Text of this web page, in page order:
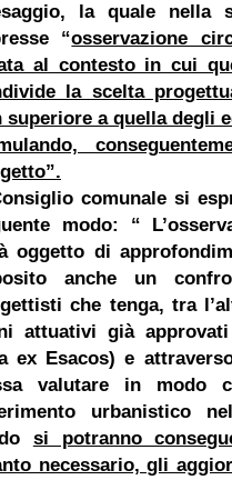
la quale nella
“osservazione
al contesto in cui
la scelta
superiore a quella degli
comunale si
modo: “
oggetto di
anche un
che tenga, tra
attuativi già
ex Esacos) e
valutare in modo
urbanistico
si potranno
necessario, gli